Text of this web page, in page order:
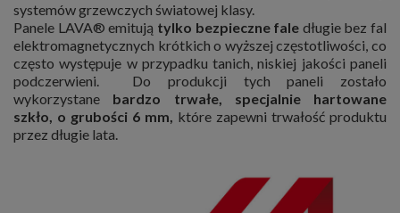
systemów grzewczych światowej klasy.
Panele LAVA® emitują tylko bezpieczne fale długie bez fal
elektromagnetycznych krótkich o wyższej częstotliwości, co
często występuje w przypadku tanich, niskiej jakości paneli
podczerwieni. Do produkcji tych paneli zostało
wykorzystane bardzo trwałe, specjalnie hartowane
szkło, o grubości 6 mm, które zapewni trwałość produktu
przez długie lata.